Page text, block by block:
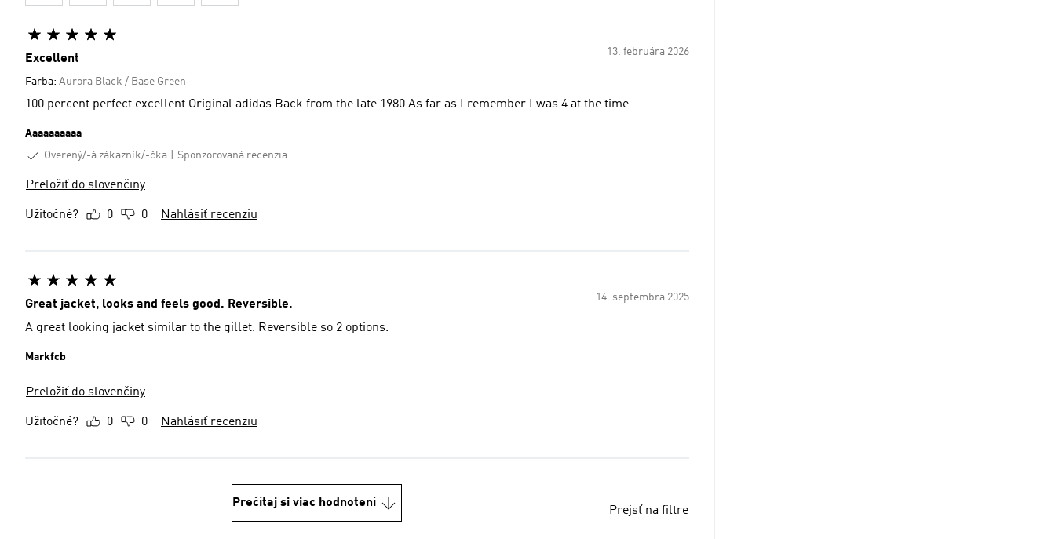
13. februára 2026
Excellent
Farba: Aurora Black / Base Green
100 percent perfect excellent Original adidas Back from the late 1980 As far as I remember I was 4 at the time
Aaaaaaaaaa
Overený/-á zákazník/-čka
Sponzorovaná recenzia
Preložiť do slovenčiny
Užitočné? 0 0 Nahlásiť recenziu
14. septembra 2025
Great jacket, looks and feels good. Reversible.
A great looking jacket similar to the gillet. Reversible so 2 options.
Markfcb
Preložiť do slovenčiny
Užitočné? 0 0 Nahlásiť recenziu
Prečítaj si viac hodnotení
Prejsť na filtre